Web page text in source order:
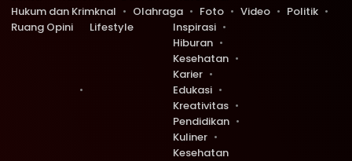
Hukum dan Krimknal
Olahraga Foto Video
Politik
Ruang Opini
Lifestyle
Inspirasi
Hiburan
Kesehatan
Karier
Edukasi
Kreativitas
Pendidikan
Kuliner
Kesehatan